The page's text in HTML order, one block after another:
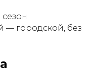
городской, без